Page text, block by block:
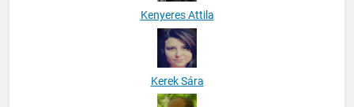
Kenyeres Attila
Kerek Sára